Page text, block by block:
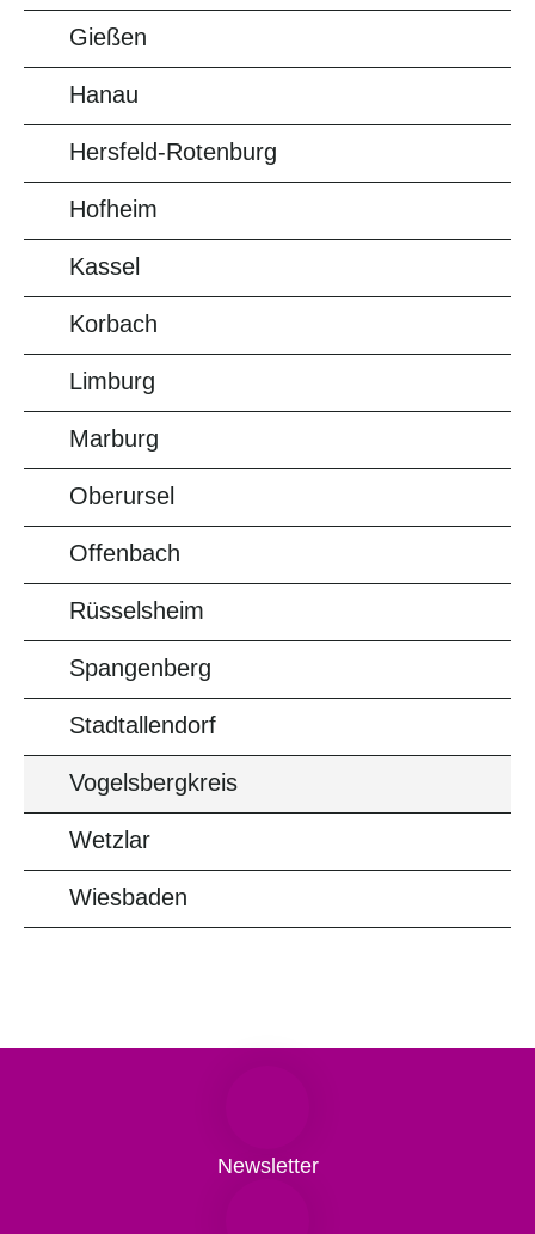
Gießen
Hanau
Hersfeld-Rotenburg
Hofheim
Kassel
Korbach
Limburg
Marburg
Oberursel
Offenbach
Rüsselsheim
Spangenberg
Stadtallendorf
Vogelsbergkreis
Wetzlar
Wiesbaden
Newsletter